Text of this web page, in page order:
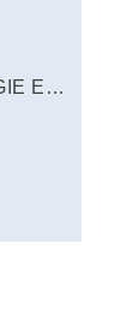
OTO-RHINO-LARYNGOLOGIE ET STOMATOLOGIE